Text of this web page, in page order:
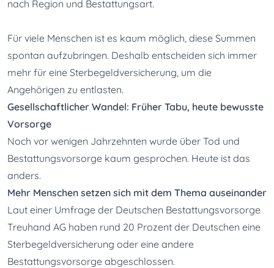
nach Region und Bestattungsart.
Für viele Menschen ist es kaum möglich, diese Summen
spontan aufzubringen. Deshalb entscheiden sich immer
mehr für eine Sterbegeldversicherung, um die
Angehörigen zu entlasten.
Gesellschaftlicher Wandel: Früher Tabu, heute bewusste
Vorsorge
Noch vor wenigen Jahrzehnten wurde über Tod und
Bestattungsvorsorge kaum gesprochen. Heute ist das
anders.
Mehr Menschen setzen sich mit dem Thema auseinander
Laut einer Umfrage der Deutschen Bestattungsvorsorge
Treuhand AG haben rund 20 Prozent der Deutschen eine
Sterbegeldversicherung oder eine andere
Bestattungsvorsorge abgeschlossen.